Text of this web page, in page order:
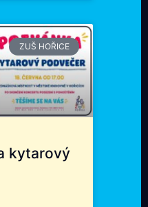
ZUŠ HOŘICE
kytarový